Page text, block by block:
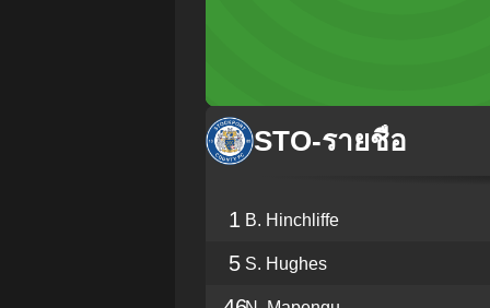
STO-รายชื่อ
1 B. Hinchliffe
5 S. Hughes